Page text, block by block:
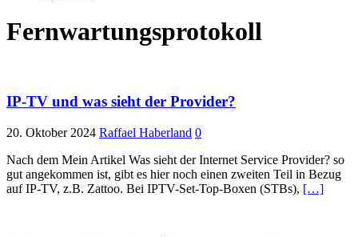
Fernwartungsprotokoll
IP-TV und was sieht der Provider?
20. Oktober 2024 Raffael Haberland 0
Nach dem Mein Artikel Was sieht der Internet Service Provider? so
gut angekommen ist, gibt es hier noch einen zweiten Teil in Bezug
auf IP-TV, z.B. Zattoo. Bei IPTV-Set-Top-Boxen (STBs), […]